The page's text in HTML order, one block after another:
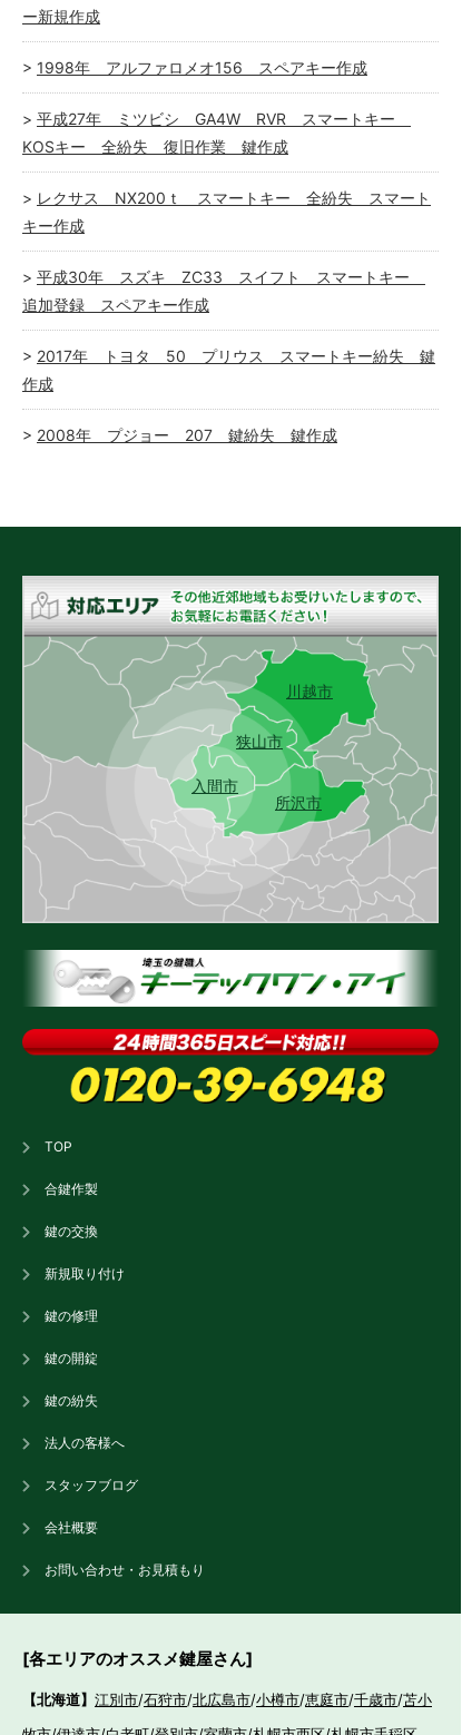
ー新規作成
1998年 アルファロメオ156 スペアキー作成
平成27年 ミツビシ GA4W RVR スマートキー
KOSキー 全紛失 復旧作業 鍵作成
レクサス NX200ｔ スマートキー 全紛失 スマート
キー作成
平成30年 スズキ ZC33 スイフト スマートキー
追加登録 スペアキー作成
2017年 トヨタ 50 プリウス スマートキー紛失 鍵
作成
2008年 プジョー 207 鍵紛失 鍵作成
入間市
狭山市
所沢市
川越市
TOP
合鍵作製
鍵の交換
新規取り付け
鍵の修理
鍵の開錠
鍵の紛失
法人の客様へ
スタッフブログ
会社概要
お問い合わせ・お見積もり
[各エリアのオススメ鍵屋さん]
【北海道】 江別市/石狩市/北広島市/小樽市/恵庭市/千歳市/苫小